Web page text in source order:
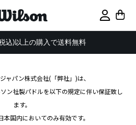
込)以上の購入で送料無料
サイン
ャパン株式会社(「弊社」)は、
ン社製パドルを以下の規定に伴い保証致し
ます。
本国内においてのみ有効です。